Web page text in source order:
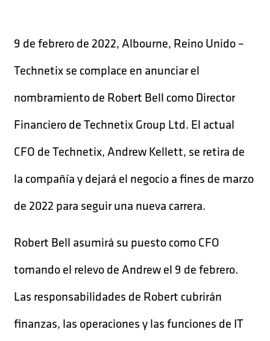
9 de febrero de 2022, Albourne, Reino Unido –
Technetix se complace en anunciar el
nombramiento de Robert Bell como Director
Financiero de Technetix Group Ltd. El actual
CFO de Technetix, Andrew Kellett, se retira de
la compañía y dejará el negocio a fines de marzo
de 2022 para seguir una nueva carrera.
Robert Bell asumirá su puesto como CFO
tomando el relevo de Andrew el 9 de febrero.
Las responsabilidades de Robert cubrirán
finanzas, las operaciones y las funciones de IT